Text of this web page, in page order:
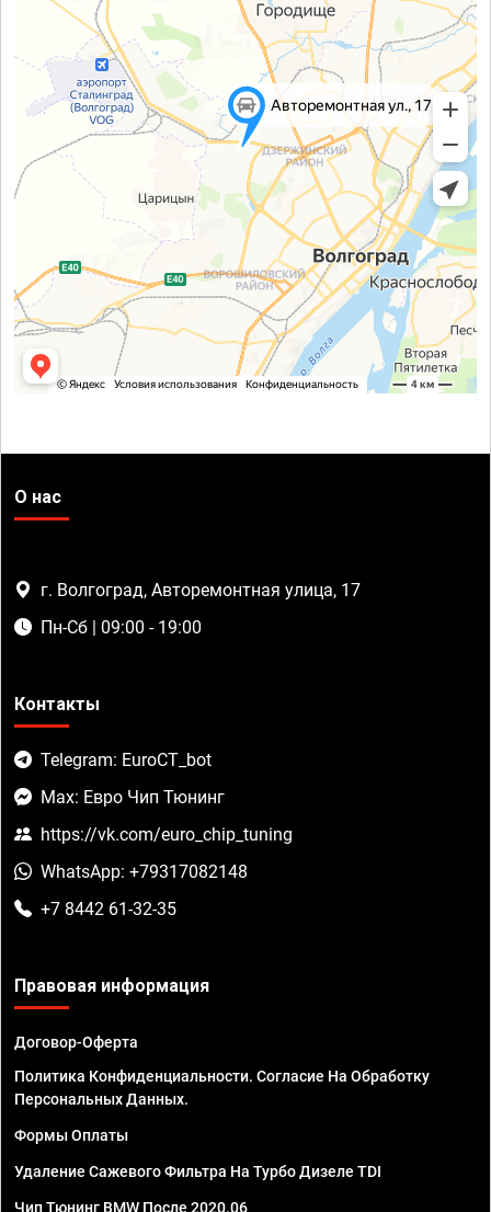
О нас
г. Волгоград, Авторемонтная улица, 17
Пн-Сб | 09:00 - 19:00
Контакты
Telegram: EuroCT_bot
Max: Евро Чип Тюнинг
https://vk.com/euro_chip_tuning
WhatsApp: +79317082148
+7 8442 61-32-35
Правовая информация
Договор-Оферта
Политика Конфиденциальности. Согласие На Обработку
Персональных Данных.
Формы Оплаты
Удаление Сажевого Фильтра На Турбо Дизеле TDI
Чип Тюнинг BMW После 2020.06